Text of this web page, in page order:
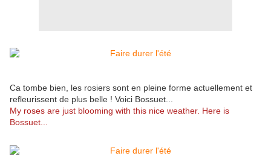
Ca tombe bien, les rosiers sont en pleine forme actuellement et
refleurissent de plus belle ! Voici Bossuet...
My roses are just blooming with this nice weather. Here is
Bossuet...